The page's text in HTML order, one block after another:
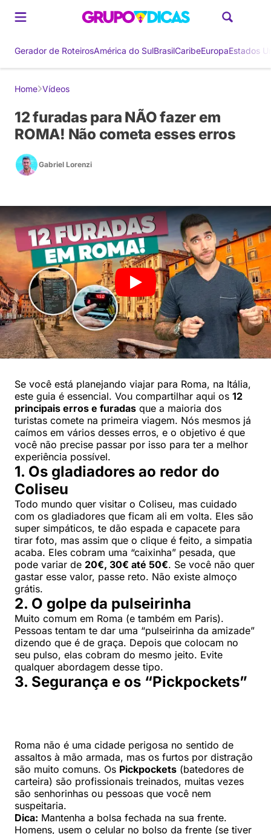
Gerador de RoteirosAmérica do SulBrasilCaribeEuropaEstados
Home Vídeos
12 furadas para NÃO fazer em
ROMA! Não cometa esses erros
Gabriel Lorenzi
Se você está planejando viajar para Roma, na Itália,
este guia é essencial. Vou compartilhar aqui os 12
principais erros e furadas que a maioria dos
turistas comete na primeira viagem. Nós mesmos já
caímos em vários desses erros, e o objetivo é que
você não precise passar por isso para ter a melhor
experiência possível.
1. Os gladiadores ao redor do
Coliseu
Todo mundo quer visitar o Coliseu, mas cuidado
com os gladiadores que ficam ali em volta. Eles são
super simpáticos, te dão espada e capacete para
tirar foto, mas assim que o clique é feito, a simpatia
acaba. Eles cobram uma “caixinha” pesada, que
pode variar de 20€, 30€ até 50€. Se você não quer
gastar esse valor, passe reto. Não existe almoço
grátis.
2. O golpe da pulseirinha
Muito comum em Roma (e também em Paris).
Pessoas tentam te dar uma “pulseirinha da amizade”
dizendo que é de graça. Depois que colocam no
seu pulso, elas cobram do mesmo jeito. Evite
qualquer abordagem desse tipo.
3. Segurança e os “Pickpockets”
Roma não é uma cidade perigosa no sentido de
assaltos à mão armada, mas os furtos por distração
são muito comuns. Os Pickpockets (batedores de
carteira) são profissionais treinados, muitas vezes
são senhorinhas ou pessoas que você nem
suspeitaria.
Dica: Mantenha a bolsa fechada na sua frente.
Homens, usem o celular no bolso da frente (se tiver